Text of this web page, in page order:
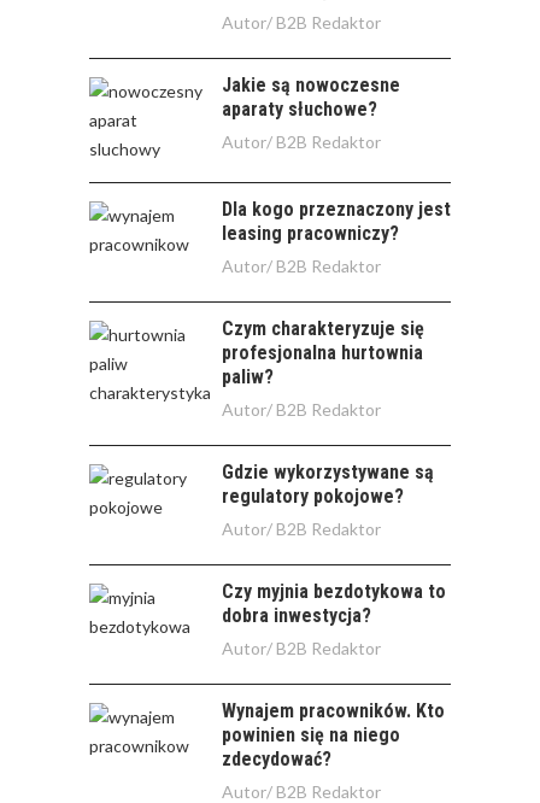
Autor/ B2B Redaktor
Jakie są nowoczesne
aparaty słuchowe?
Autor/ B2B Redaktor
Dla kogo przeznaczony jest
leasing pracowniczy?
Autor/ B2B Redaktor
Czym charakteryzuje się
profesjonalna hurtownia
paliw?
Autor/ B2B Redaktor
Gdzie wykorzystywane są
regulatory pokojowe?
Autor/ B2B Redaktor
Czy myjnia bezdotykowa to
dobra inwestycja?
Autor/ B2B Redaktor
Wynajem pracowników. Kto
powinien się na niego
zdecydować?
Autor/ B2B Redaktor